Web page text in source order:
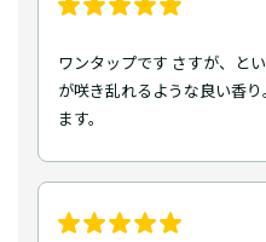
ワンタップです さすが、と
が咲き乱れるような良い香
ます。